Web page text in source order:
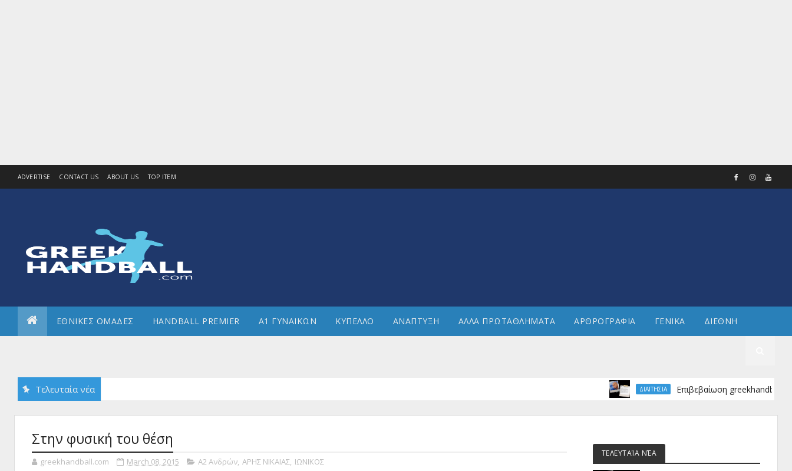
ADVERTISE CONTACT US ABOUT US TOP ITEM
ΕΘΝΙΚΕΣ ΟΜΑΔΕΣ HANDBALL PREMIER Α1 ΓΥΝΑΙΚΩΝ ΚΥΠΕΛΛΟ ΑΝΑΠΤΥΞΗ ΑΛΛΑ ΠΡΩΤΑΘΛΗΜΑΤΑ ΑΡΘΡΟΓΡΑΦΙΑ ΓΕΝΙΚΑ ΔΙΕΘΝΗ
Τελευταία νέα ΔΙΑΙΤΗΣΙΑ Επιβεβαίωση greekhandball.com
Στην φυσική του θέση
greekhandball.com March 08, 2015 Α2 Ανδρών, ΑΡΗΣ ΝΙΚΑΙΑΣ, ΙΩΝΙΚΟΣ
ΤΕΛΕΥΤΑΊΑ ΝΈΑ